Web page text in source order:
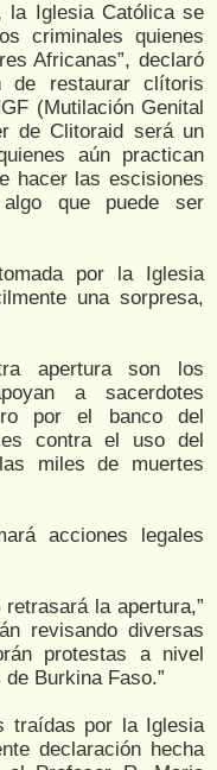
la Iglesia Católica se
criminales quienes
Africanas”, declaró
de restaurar clítoris
(Mutilación Genital
de Clitoraid será un
aún practican
hacer las escisiones
que puede ser
por la Iglesia
una sorpresa,
apertura son los
a sacerdotes
por el banco del
contra el uso del
miles de muertes
acciones legales
la apertura,”
revisando diversas
protestas a nivel
Burkina Faso.”
traídas por la Iglesia
declaración hecha